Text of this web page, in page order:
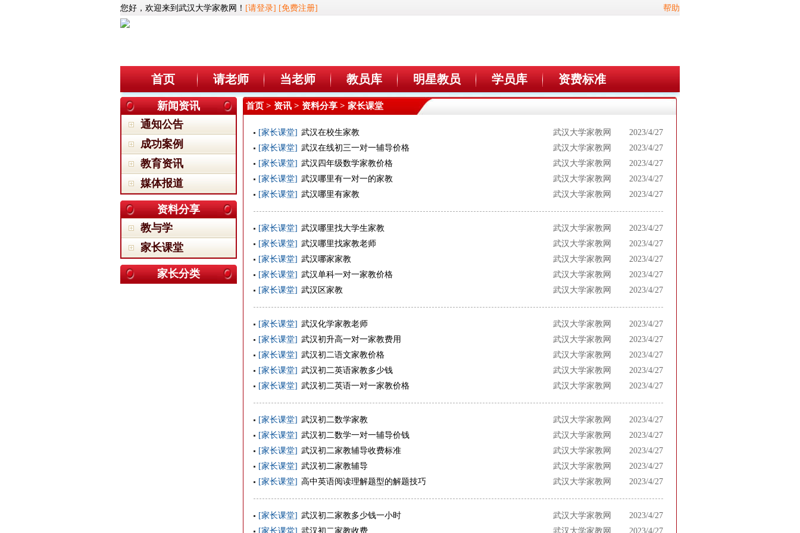
您好，欢迎来到武汉大学家教网！ [请登录] [免费注册] 帮助
首页 请老师 当老师 教员库 明星教员 学员库 资费标准
新闻资讯
通知公告
成功案例
教育资讯
媒体报道
资料分享
教与学
家长课堂
家长分类
首页 > 资讯 > 资料分享 > 家长课堂
武汉大学家教网 2023/4/27
[家长课堂] 武汉在校生家教
武汉大学家教网
2023/4/27
[家长课堂] 武汉在线初三一对一辅导价格
武汉大学家教网
2023/4/27
[家长课堂] 武汉四年级数学家教价格
武汉大学家教网
2023/4/27
[家长课堂] 武汉哪里有一对一的家教
武汉大学家教网
2023/4/27
[家长课堂] 武汉哪里有家教
武汉大学家教网 2023/4/27
[家长课堂] 武汉哪里找大学生家教
武汉大学家教网
2023/4/27
[家长课堂] 武汉哪里找家教老师
武汉大学家教网
2023/4/27
[家长课堂] 武汉哪家家教
武汉大学家教网
2023/4/27
[家长课堂] 武汉单科一对一家教价格
武汉大学家教网
2023/4/27
[家长课堂] 武汉区家教
武汉大学家教网 2023/4/27
[家长课堂] 武汉化学家教老师
武汉大学家教网
2023/4/27
[家长课堂] 武汉初升高一对一家教费用
武汉大学家教网
2023/4/27
[家长课堂] 武汉初二语文家教价格
武汉大学家教网
2023/4/27
[家长课堂] 武汉初二英语家教多少钱
武汉大学家教网
2023/4/27
[家长课堂] 武汉初二英语一对一家教价格
武汉大学家教网 2023/4/27
[家长课堂] 武汉初二数学家教
武汉大学家教网
2023/4/27
[家长课堂] 武汉初二数学一对一辅导价钱
武汉大学家教网
2023/4/27
[家长课堂] 武汉初二家教辅导收费标准
武汉大学家教网
2023/4/27
[家长课堂] 武汉初二家教辅导
武汉大学家教网
2023/4/27
[家长课堂] 高中英语阅读理解题型的解题技巧
武汉大学家教网 2023/4/27
[家长课堂] 武汉初二家教多少钱一小时
武汉大学家教网
2023/4/27
[家长课堂] 武汉初二家教收费